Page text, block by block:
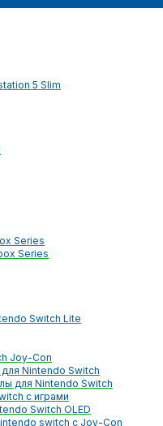
5 Slim
Series
Series
Switch Lite
Joy-Con
для Nintendo Switch
для Nintendo Switch
с играми
Switch OLED
switch с Joy-Con